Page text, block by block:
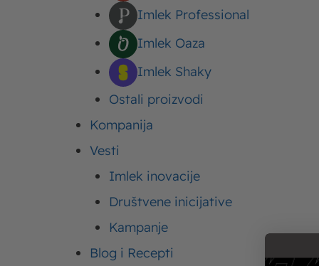
Imlek Professional
Imlek Oaza
Imlek Shaky
Ostali proizvodi
Kompanija
Vesti
Imlek inovacije
Društvene inicijative
Kampanje
Blog i Recepti
piletinu, malo vode i
dinstati na laganoj vatri
Umak poslužite preko
Prijatno!
Podelite ovaj tekst:
Upišite ovde
Vaša adresa e-pošte